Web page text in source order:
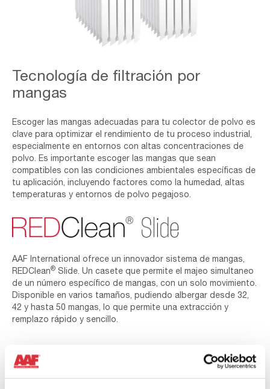
casette
Tecnología de filtración por
mangas
Escoger las mangas adecuadas para tu colector de polvo es
clave para optimizar el rendimiento de tu proceso industrial,
especialmente en entornos con altas concentraciones de
polvo. Es importante escoger las mangas que sean
compatibles con las condiciones ambientales específicas de
tu aplicación, incluyendo factores como la humedad, altas
temperaturas y entornos de polvo pegajoso.
AAF International ofrece un innovador sistema de mangas,
REDClean® Slide. Un casete que permite el majeo simultaneo
de un número específico de mangas, con un solo movimiento.
Disponible en varios tamaños, pudiendo albergar desde 32,
42 y hasta 50 mangas, lo que permite una extracción y
remplazo rápido y sencillo.
También puede interesarle...